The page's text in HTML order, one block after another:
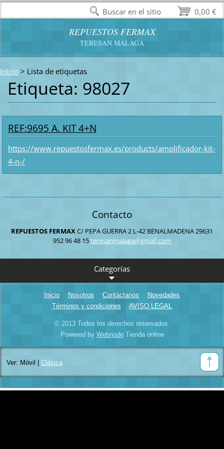
REPUESTOS FERMAX
TERESAN MALAGA
Inicio > Lista de etiquetas
Etiqueta: 98027
REF:9695 A. KIT 4+N
https://www.repuestosfermax.es/products/amplificador-kit-
4-n-/
Contacto
REPUESTOS FERMAXC/ PEPA GUERRA 2 L-42 BENALMADENA29631
952 96 48 15teresanmalaga@gmail.com
Categorías
Inicio Nosotros Contáctanos
Novedades
Términos y condiciones
AVISO LEGAL
© 2013 Todos los derechos reservados.
Powered by WebnodeTienda online
Ver: Móvil Clásica
0,00 €
Buscar en el sitio